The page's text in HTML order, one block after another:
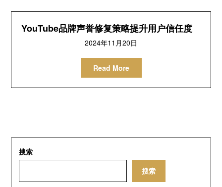
YouTube品牌声誉修复策略提升用户信任度
2024年11月20日
Read More
搜索
搜索